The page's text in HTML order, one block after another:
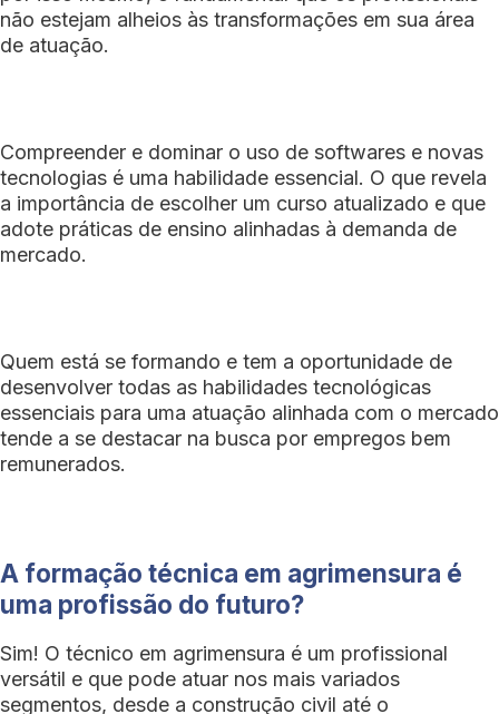
não estejam alheios às transformações em sua área
de atuação.
Compreender e dominar o uso de softwares e novas
tecnologias é uma habilidade essencial. O que revela
a importância de escolher um curso atualizado e que
adote práticas de ensino alinhadas à demanda de
mercado.
Quem está se formando e tem a oportunidade de
desenvolver todas as habilidades tecnológicas
essenciais para uma atuação alinhada com o mercado
tende a se destacar na busca por empregos bem
remunerados.
A formação técnica em agrimensura é
uma profissão do futuro?
Sim! O técnico em agrimensura é um profissional
versátil e que pode atuar nos mais variados
segmentos, desde a construção civil até o